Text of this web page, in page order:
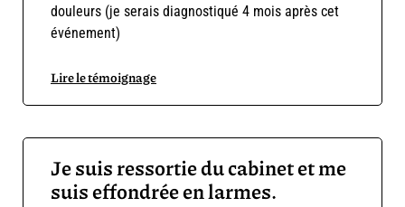
douleurs (je serais diagnostiqué 4 mois après cet
événement)
Lire le témoignage
Je suis ressortie du cabinet et me
suis effondrée en larmes.